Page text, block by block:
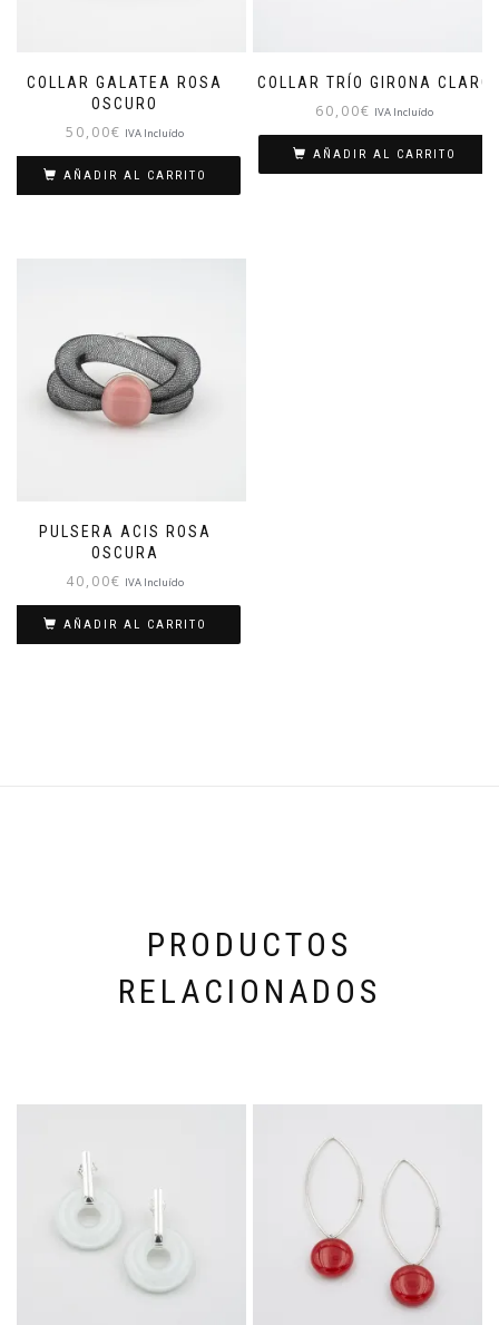
COLLAR GALATEA ROSA
OSCURO
50,00€ IVA Incluído
AÑADIR AL CARRITO
COLLAR TRÍO GIRONA CLARO
60,00€ IVA Incluído
AÑADIR AL CARRITO
PULSERA ACIS ROSA
OSCURA
40,00€ IVA Incluído
AÑADIR AL CARRITO
PRODUCTOS
RELACIONADOS